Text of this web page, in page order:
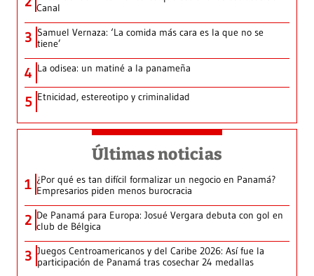
Canal
3 Samuel Vernaza: ‘La comida más cara es la que no se
tiene’
4 La odisea: un matiné a la panameña
5 Etnicidad, estereotipo y criminalidad
Últimas noticias
1 ¿Por qué es tan difícil formalizar un negocio en Panamá?
Empresarios piden menos burocracia
2 De Panamá para Europa: Josué Vergara debuta con gol en
club de Bélgica
3 Juegos Centroamericanos y del Caribe 2026: Así fue la
participación de Panamá tras cosechar 24 medallas